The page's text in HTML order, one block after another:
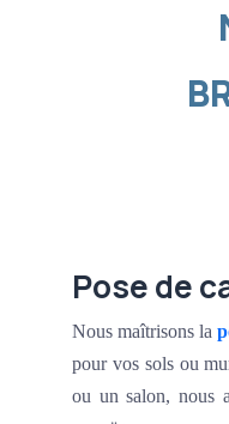
Pose de
Nous maîtrisons la
pour vos sols ou
ou un salon, nous